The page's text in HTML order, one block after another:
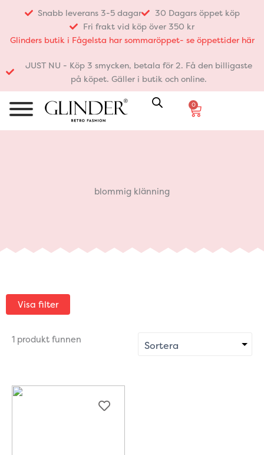
innehåll
Snabb leverans 3-5 dagar
30 Dagars öppet köp
Fri frakt vid köp över 350 kr
Glinders butik i Fågelsta har sommaröppet- se öppettider här
JUST NU - Köp 3 smycken, betala för 2. Få den billigaste
på köpet. Gäller i butik och online.
0
Varukorg
blommig klänning
Visa filter
1 produkt funnen